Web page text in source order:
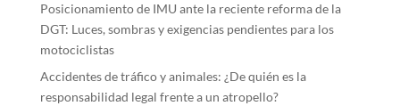
Posicionamiento de IMU ante la reciente reforma de la
DGT: Luces, sombras y exigencias pendientes para los
motociclistas
Accidentes de tráfico y animales: ¿De quién es la
responsabilidad legal frente a un atropello?